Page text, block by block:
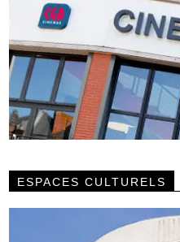
ESPACES CULTURELS